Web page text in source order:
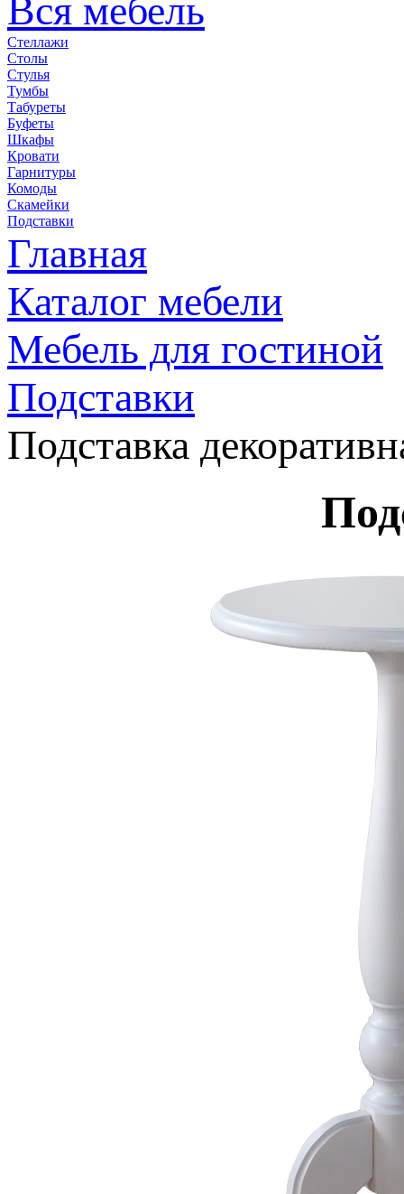
Вся мебель
Стеллажи
Столы
Стулья
Тумбы
Табуреты
Буфеты
Шкафы
Кровати
Гарнитуры
Комоды
Скамейки
Подставки
Главная
Каталог мебели
Мебель для гостиной
Подставки
Подставка